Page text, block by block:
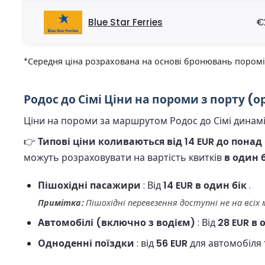
Blue Star Ferries
*Середня ціна розрахована на основі бронювань
Родос до Сімі Ціни на пороми з порту
Ціни на пороми за маршрутом Родос до Сімі
👉 Типові ціни коливаються від 14 EUR до
можуть розраховувати на вартість квитків в один
Пішохідні пасажири : Від14 EUR в один бік.
Примітка:Пішохідні перевезення доступні не на
Автомобілі (включно з водієм) : Від 28 EUR в
Одноденні поїздки : від 56 EURдля автомобіля